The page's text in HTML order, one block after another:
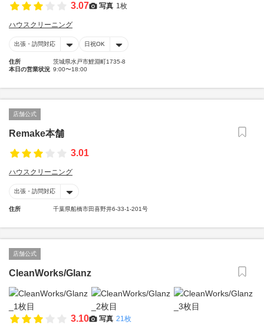
3.07 写真 1枚
ハウスクリーニング
出張・訪問対応 日祝OK
住所
茨城県水戸市鯉淵町1735-8
本日の営業状況 9:00〜18:00
店舗公式
Remake本舗
3.01
ハウスクリーニング
出張・訪問対応
住所 千葉県船橋市田喜野井6-33-1-201号
店舗公式
CleanWorks/Glanz
3.10 写真 21枚